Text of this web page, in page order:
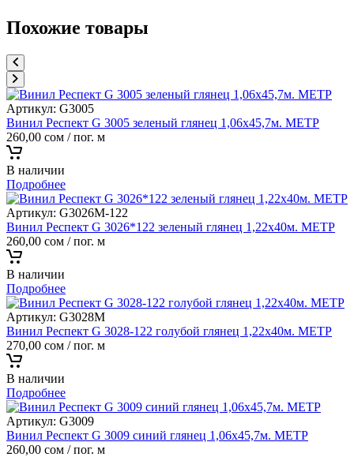
Похожие товары
Артикул: G3005
Винил Респект G 3005 зеленый глянец 1,06х45,7м. МЕТР
260,00 сом / пог. м
В наличии
Подробнее
Артикул: G3026M-122
Винил Респект G 3026*122 зеленый глянец 1,22х40м. МЕТР
260,00 сом / пог. м
В наличии
Подробнее
Артикул: G3028M
Винил Респект G 3028-122 голубой глянец 1,22х40м. МЕТР
270,00 сом / пог. м
В наличии
Подробнее
Артикул: G3009
Винил Респект G 3009 синий глянец 1,06х45,7м. МЕТР
260,00 сом / пог. м